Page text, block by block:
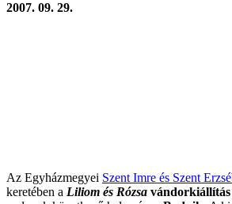
2007. 09. 29.
Az Egyházmegyei Szent Imre és Szent
keretében a Liliom és Rózsa vándorkiállítás